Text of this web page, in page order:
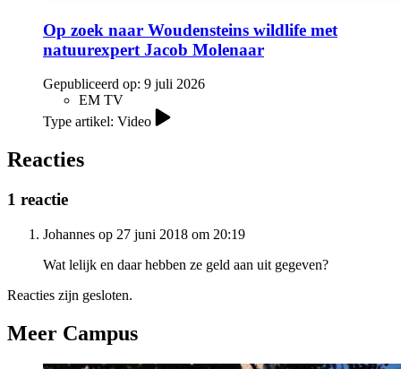
Op zoek naar Woudensteins wildlife met
natuurexpert Jacob Molenaar
Gepubliceerd op: 9 juli 2026
EM TV
Type artikel: Video
Reacties
1 reactie
Johannes op 27 juni 2018 om 20:19
Wat lelijk en daar hebben ze geld aan uit gegeven?
Reacties zijn gesloten.
Meer Campus